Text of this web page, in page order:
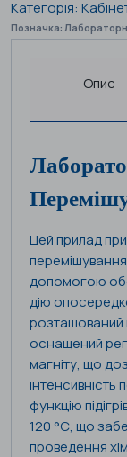
Категорія:
Позначка:
Опис
Цей прилад
допомогою
дію
розташований
оснащений
магніту, що
функцію
120 °С, що
проведення